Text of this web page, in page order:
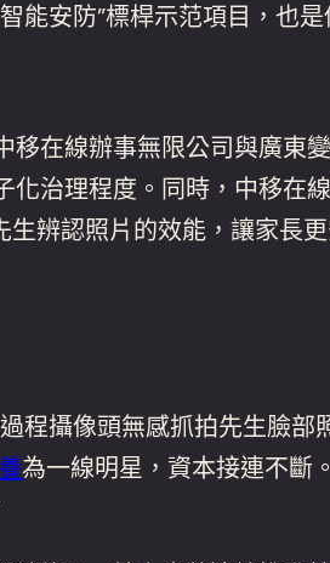
安防”標桿示范項目，也
在線辦事無限公司與廣東
治理程度。同時，中移在
辨認照片的效能，讓家長更
程攝像頭無感抓拍先生臉
為一線明星，資本接連不斷